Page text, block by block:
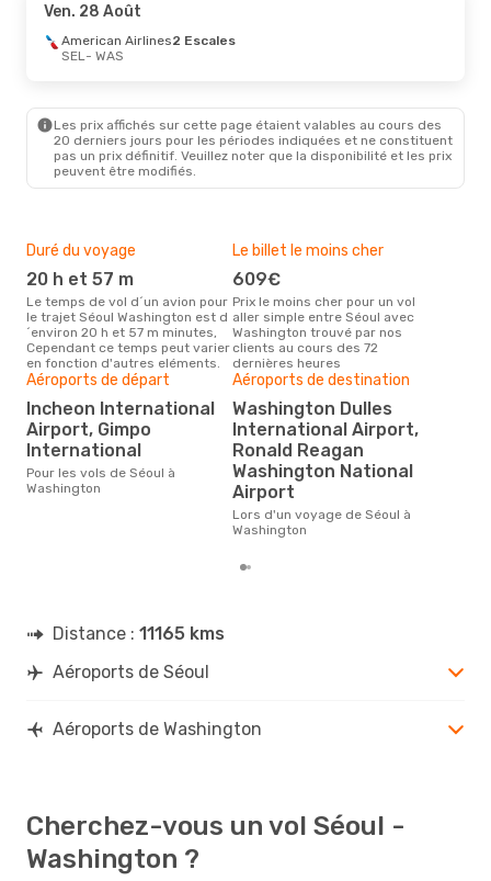
Ven. 28 Août
American Airlines2 Escales
SEL- WAS
Les prix affichés sur cette page étaient valables au cours des
20 derniers jours pour les périodes indiquées et ne constituent
pas un prix définitif. Veuillez noter que la disponibilité et les prix
peuvent être modifiés.
Duré du voyage
20 h et 57 m
Le temps de vol d´un avion pour
le trajet Séoul Washington est d
´environ 20 h et 57 m minutes,
Cependant ce temps peut varier
en fonction d'autres eléments.
Le billet le moins cher
609€
Prix le moins cher pour un vol
aller simple entre Séoul avec
Washington trouvé par nos
clients au cours des 72
dernières heures
Aéroports de départ
Incheon International
Airport, Gimpo
International
Pour les vols de Séoul à
Washington
Aéroports de destination
Washington Dulles
International Airport,
Ronald Reagan
Washington National
Airport
Lors d'un voyage de Séoul à
Washington
Distance : 11165 kms
Aéroports de Séoul
Aéroports de Washington
Cherchez-vous un vol Séoul -
Washington ?